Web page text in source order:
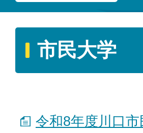
市民大学
令和8年度川口市